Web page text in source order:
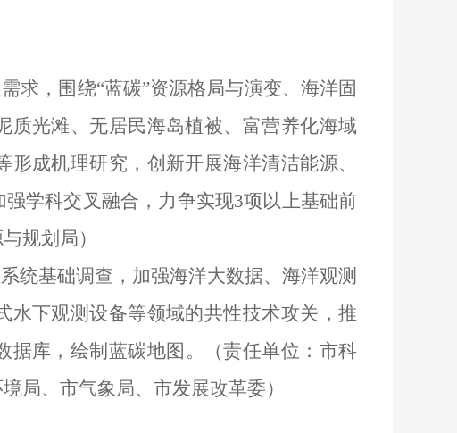
求，围绕“蓝碳”资源格局与演变、海洋固
质光滩、无居民海岛植被、富营养化海域
成机理研究，创新开展海洋清洁能源、
学科交叉融合，力争实现3项以上基础前
规划局）
统基础调查，加强海洋大数据、 海洋观测
水下观测设备等领域的共性技术攻关，推
据库 ，绘制蓝碳地图 。 （责任单位： 市科
局、 市气象局、 市发展改革委）